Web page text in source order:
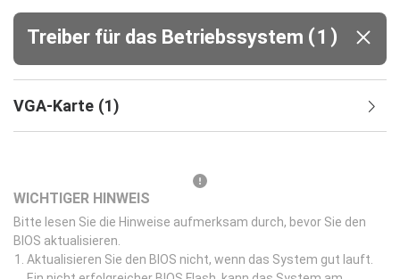
Treiber für das Betriebssystem (1 )
VGA-Karte (1)
WICHTIGER HINWEIS
Bitte lesen Sie die Hinweise aufmerksam durch, bevor Sie den
BIOS aktualisieren.
Aktualisieren Sie den BIOS nicht, wenn das System gut lauft.